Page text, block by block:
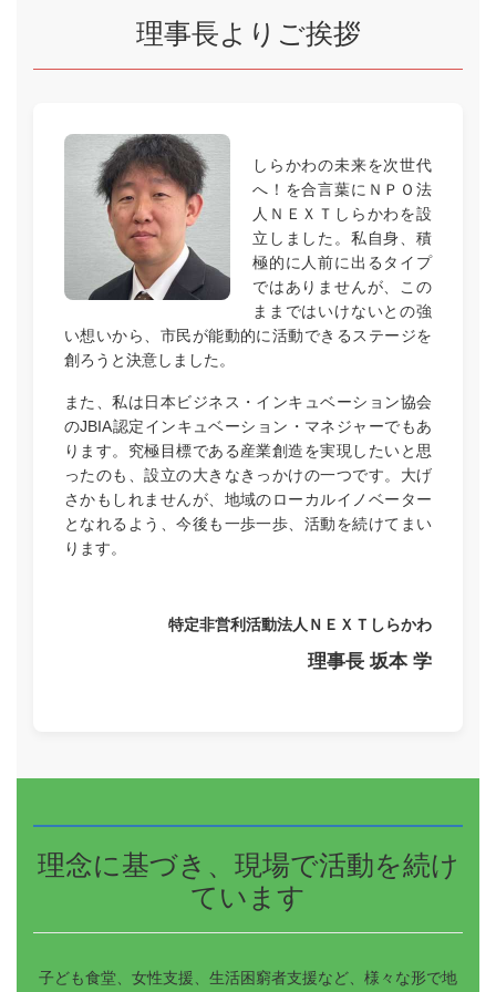
理事長よりご挨拶
しらかわの未来を次世代
へ！を合言葉にＮＰＯ法
人ＮＥＸＴしらかわを設
立しました。私自身、積
極的に人前に出るタイプ
ではありませんが、この
ままではいけないとの強
い想いから、市民が能動的に活動できるステージを
創ろうと決意しました。
また、私は日本ビジネス・インキュベーション協会
のJBIA認定インキュベーション・マネジャーでもあ
ります。究極目標である産業創造を実現したいと思
ったのも、設立の大きなきっかけの一つです。大げ
さかもしれませんが、地域のローカルイノベーター
となれるよう、今後も一歩一歩、活動を続けてまい
ります。
特定非営利活動法人ＮＥＸＴしらかわ
理事長 坂本 学
理念に基づき、現場で活動を続け
ています
子ども食堂、女性支援、生活困窮者支援など、様々な形で地